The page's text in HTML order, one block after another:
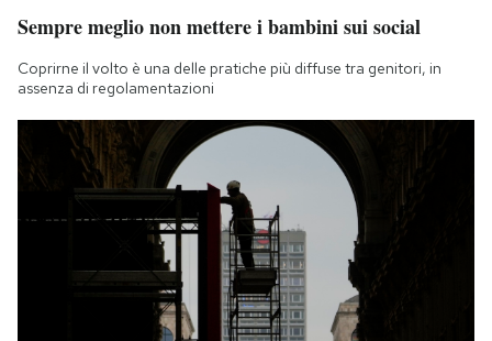
Sempre meglio non mettere i bambini sui social
Coprirne il volto è una delle pratiche più diffuse tra genitori, in
assenza di regolamentazioni